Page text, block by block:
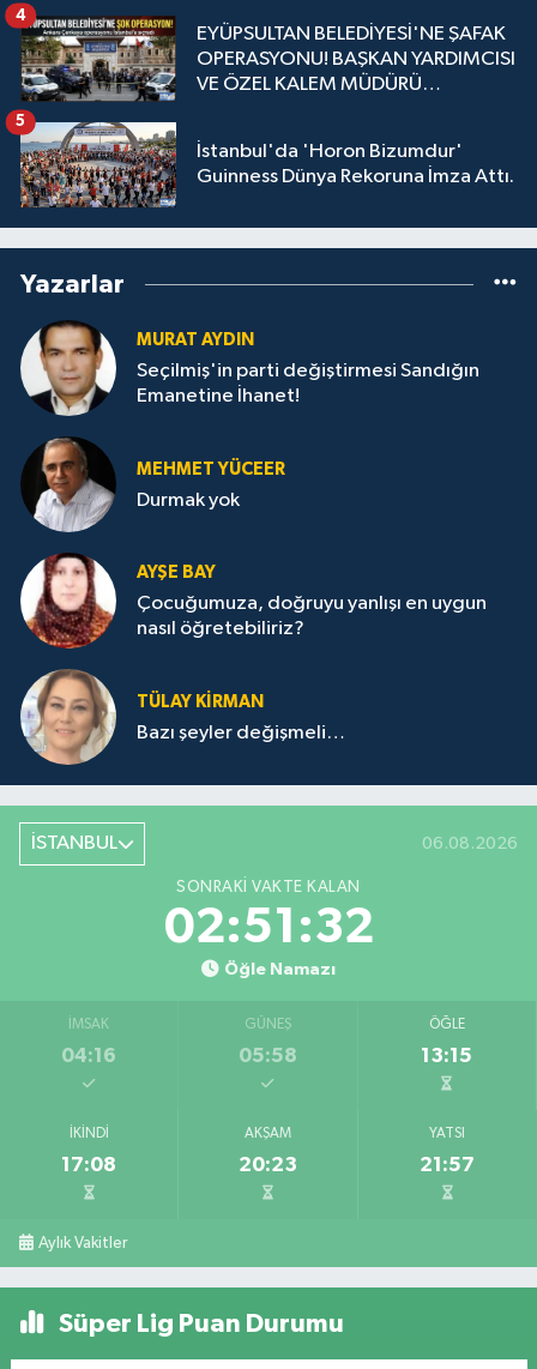
EYÜPSULTAN BELEDİYESİ'NE ŞAFAK
OPERASYONU! BAŞKAN YARDIMCISI
VE ÖZEL KALEM MÜDÜRÜ
4
İstanbul'da 'Horon Bizumdur'
Guinness Dünya Rekoruna İmza Attı.
5
Yazarlar
MURAT AYDIN
Seçilmiş'in parti değiştirmesi Sandığın
Emanetine İhanet!
MEHMET YÜCEER
Durmak yok
AYŞE BAY
Çocuğumuza, doğruyu yanlışı en uygun
nasıl öğretebiliriz?
TÜLAY KİRMAN
Bazı şeyler değişmeli…
İSTANBUL 06.08.2026
SONRAKI VAKTE KALAN
02:51:32
Öğle Namazı
İMSAK
04:16
GÜNEŞ
05:58
ÖĞLE
13:15
İKINDI
17:08
AKŞAM
20:23
YATSI
21:57
Aylık Vakitler
Süper Lig Puan Durumu